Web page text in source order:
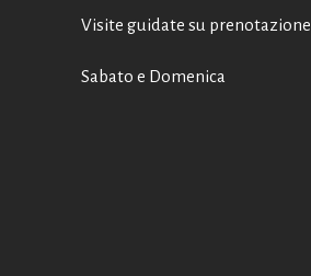
Visite guidate su prenotazione
Sabato e Domenica